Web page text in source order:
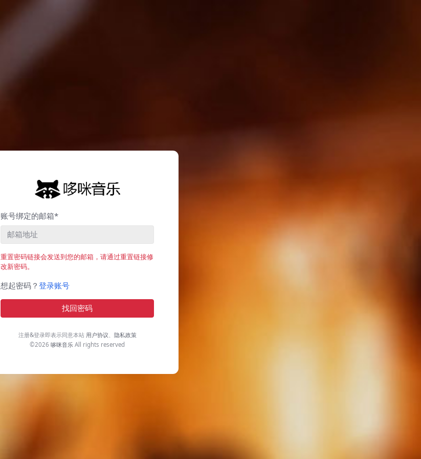
账号绑定的邮箱*
重置密码链接会发送到您的邮箱，请通过重置链接修
改新密码。
想起密码？ 登录账号
找回密码
注册&登录即表示同意本站 用户协议、 隐私政策
©2026 哆咪音乐 All rights reserved